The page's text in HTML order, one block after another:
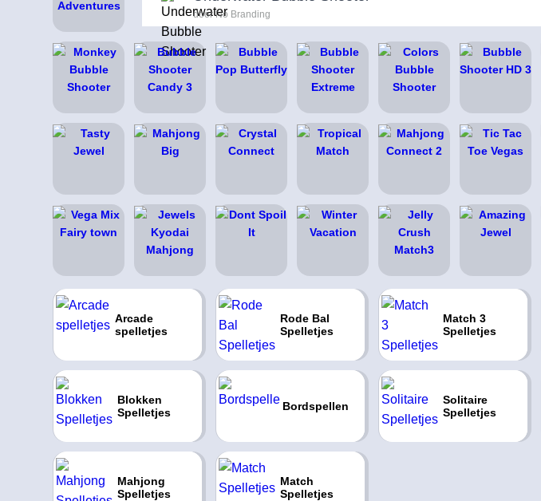
door No Branding
Arcade
spelletjes
Rode Bal
Spelletjes
Match 3
Spelletjes
Blokken
Spelletjes
Bordspellen
Solitaire
Spelletjes
Mahjong
Spelletjes
Match
Spelletjes